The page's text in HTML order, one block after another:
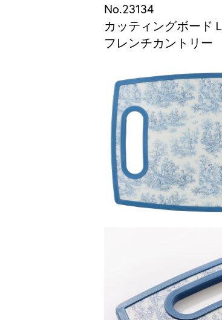
No.23134
カッティングボードＬ
フレンチカントリー